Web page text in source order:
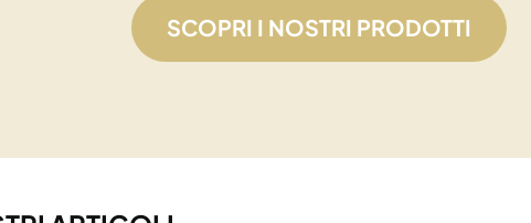
SCOPRI I NOSTRI PRODOTTI